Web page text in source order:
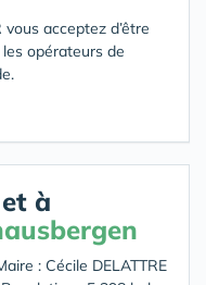
acceptez d’être
opérateurs de
et à
: Cécile DELATTRE